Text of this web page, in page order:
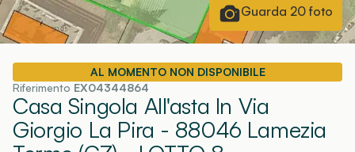
Guarda 20foto
AL MOMENTO NON DISPONIBILE
Riferimento EX04344864
Casa Singola All'asta In Via
Giorgio La Pira - 88046 Lamezia